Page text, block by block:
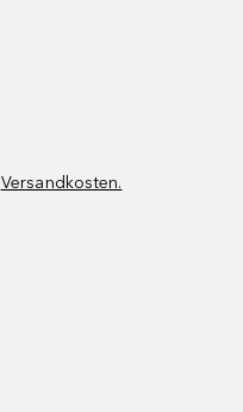
Versandkosten.